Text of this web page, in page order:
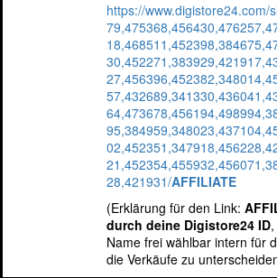
https://www.digistore24.com/
28,421931/AFFILIATE
(Erklärung für den Link:
durch deine Digistore24 ID
Name frei wählbar intern für
die Verkäufe zu